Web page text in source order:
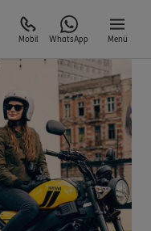
Mobil WhatsApp Menü